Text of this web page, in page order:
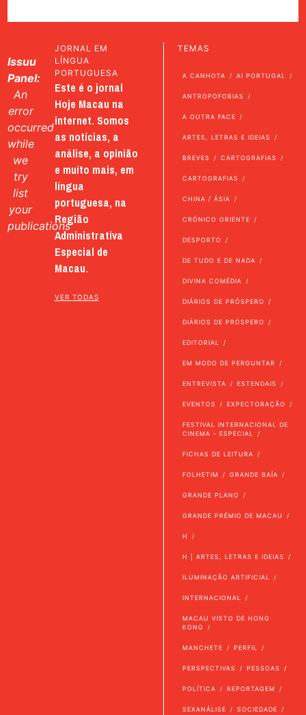
Issuu
Panel:
An
error
occurred
while
we
try
list
your
publications
JORNAL EM
LÍNGUA
PORTUGUESA
Este é o jornal
Hoje Macau na
internet. Somos
as notícias, a
análise, a opinião
e muito mais, em
língua
portuguesa, na
Região
Administrativa
Especial de
Macau.
VER TODAS
TEMAS
A CANHOTA AI PORTUGAL
ANTROPOFOBIAS
A OUTRA FACE
ARTES, LETRAS E IDEIAS
BREVES CARTOGRAFIAS
CARTOGRAFIAS
CHINA / ÁSIA
CRÓNICO ORIENTE
DESPORTO
DE TUDO E DE NADA
DIVINA COMÉDIA
DIÁRIOS DE PRÓSPERO
DIÁRIOS DE PRÓSPERO
EDITORIAL
EM MODO DE PERGUNTAR
ENTREVISTA ESTENDAIS
EVENTOS EXPECTORAÇÃO
FESTIVAL INTERNACIONAL DE
CINEMA - ESPECIAL
FICHAS DE LEITURA
FOLHETIM GRANDE BAÍA
GRANDE PLANO
GRANDE PRÉMIO DE MACAU
H
H | ARTES, LETRAS E IDEIAS
ILUMINAÇÃO ARTIFICIAL
INTERNACIONAL
MACAU VISTO DE HONG
KONG
MANCHETE PERFIL
PERSPECTIVAS PESSOAS
POLÍTICA REPORTAGEM
SEXANÁLISE SOCIEDADE